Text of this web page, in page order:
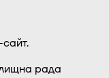
рада